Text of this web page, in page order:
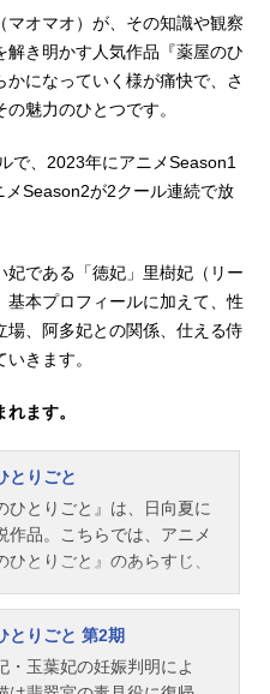
オマオ）が、その知識や観察
き明かす人気作品『薬屋のひ
になっていく様が痛快で、さ
魅力のひとつです。
で、2023年にアニメSeason1
Season2が2クール連続で放
である「徳妃」里樹妃（リー
本プロフィールに加えて、性
、阿多妃との関係、仕える侍
きます。
ます。
とりごと
ひとりごと』は、日向夏に
作品。こちらでは、アニメ
ひとりごと』のあらすじ、
紹介！
とりごと 第2期
・玉葉妃の妊娠判明によ